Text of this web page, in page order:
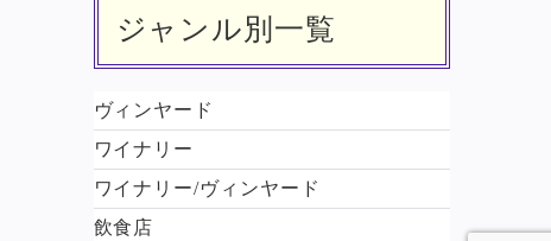
ジャンル別一覧
ヴィンヤード
ワイナリー
ワイナリー/ヴィンヤード
飲食店